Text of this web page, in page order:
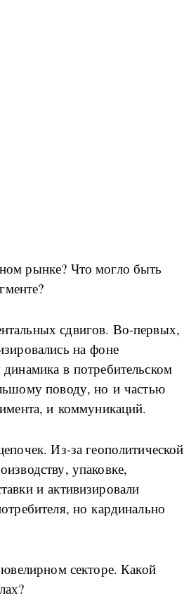
рынке? Что могло быть
сдвигов. Во-первых,
на фоне
в потребительском
поводу, но и частью
и коммуникаций.
Из-за геополитической
упаковке,
и активизировали
но кардинально
секторе. Какой